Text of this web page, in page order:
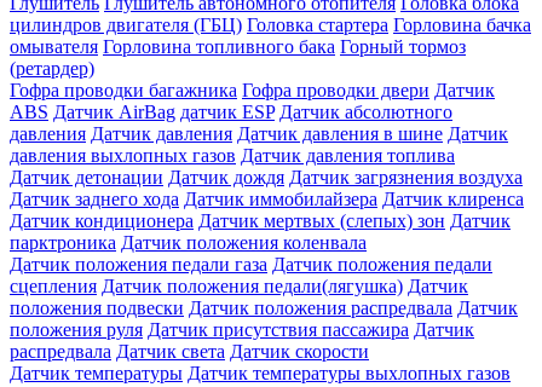
цилиндров двигателя (ГБЦ) Головка стартера Горловина бачка
омывателя Горловина топливного бака Горный тормоз
(ретардер)
Гофра проводки багажника Гофра проводки двери Датчик
ABS Датчик AirBag датчик ESP Датчик абсолютного
давления Датчик давления Датчик давления в шине Датчик
давления выхлопных газов Датчик давления топлива
Датчик детонации Датчик дождя Датчик загрязнения воздуха
Датчик заднего хода Датчик иммобилайзера Датчик клиренса
Датчик кондиционера Датчик мертвых (слепых) зон Датчик
парктроника Датчик положения коленвала
Датчик положения педали газа Датчик положения педали
сцепления Датчик положения педали(лягушка) Датчик
положения подвески Датчик положения распредвала Датчик
положения руля Датчик присутствия пассажира Датчик
распредвала Датчик света Датчик скорости
Датчик температуры Датчик температуры выхлопных газов